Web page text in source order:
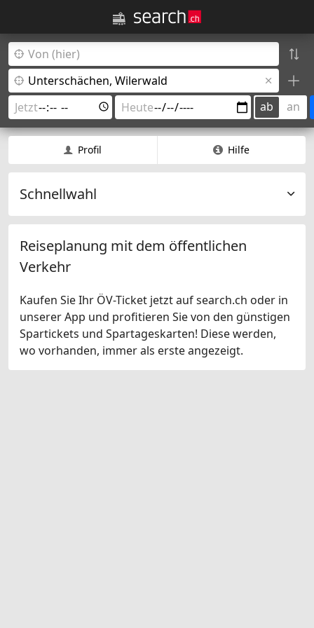
ab an
Profil Hilfe
Schnellwahl
Reiseplanung mit dem öffentlichen
Verkehr
Kaufen Sie Ihr ÖV-Ticket jetzt auf search.ch oder in
unserer App und profitieren Sie von den günstigen
Spartickets und Spartageskarten! Diese werden,
wo vorhanden, immer als erste angezeigt.